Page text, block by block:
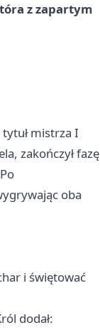
z zapartym
tytuł mistrza I
zakończył fazę
oba
i świętować
dodał: